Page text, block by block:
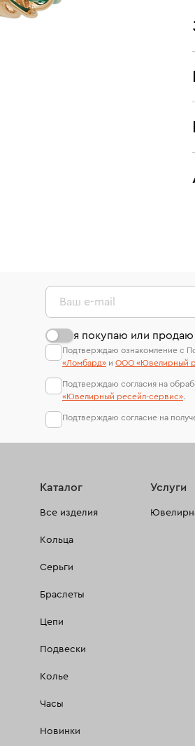
Ваш e-mail
я покупаю или
Подтверждаю ознакомление с
«Ломбард» и ООО «Ювелирный
Подтверждаю согласия на
«Ювелирный ресейл-сервиc».
Подтверждаю согласие на
Каталог
Все изделия
Кольца
Серьги
Браслеты
Цепи
Подвески
Колье
Часы
Новинки
Услуги